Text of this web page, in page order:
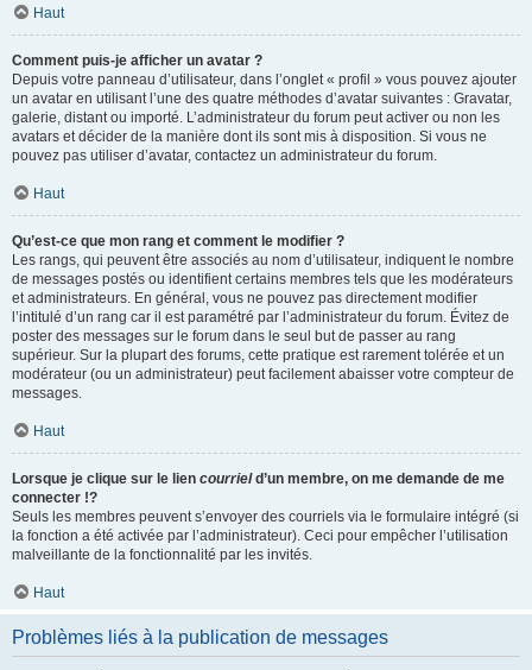
Haut
Comment puis-je afficher un avatar ?
Depuis votre panneau d’utilisateur, dans l’onglet « profil » vous pouvez ajouter
un avatar en utilisant l’une des quatre méthodes d’avatar suivantes : Gravatar,
galerie, distant ou importé. L’administrateur du forum peut activer ou non les
avatars et décider de la manière dont ils sont mis à disposition. Si vous ne
pouvez pas utiliser d’avatar, contactez un administrateur du forum.
Haut
Qu’est-ce que mon rang et comment le modifier ?
Les rangs, qui peuvent être associés au nom d’utilisateur, indiquent le nombre
de messages postés ou identifient certains membres tels que les modérateurs
et administrateurs. En général, vous ne pouvez pas directement modifier
l’intitulé d’un rang car il est paramétré par l’administrateur du forum. Évitez de
poster des messages sur le forum dans le seul but de passer au rang
supérieur. Sur la plupart des forums, cette pratique est rarement tolérée et un
modérateur (ou un administrateur) peut facilement abaisser votre compteur de
messages.
Haut
Lorsque je clique sur le lien courrield’un membre, on me demande de me
connecter !?
Seuls les membres peuvent s’envoyer des courriels via le formulaire intégré (si
la fonction a été activée par l’administrateur). Ceci pour empêcher l’utilisation
malveillante de la fonctionnalité par les invités.
Haut
Problèmes liés à la publication de messages